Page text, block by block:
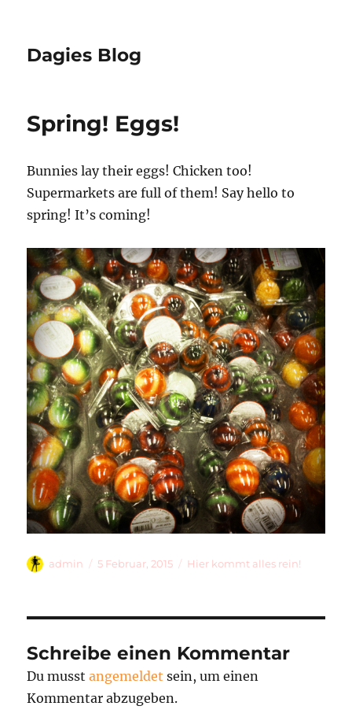
Dagies Blog
Spring! Eggs!
Bunnies lay their eggs! Chicken too!
Supermarkets are full of them! Say hello to
spring! It’s coming!
Autor
admin
Veröffentlicht
5 Februar, 2015 Kategorien
Hier kommt alles rein!
Schreibe einen Kommentar
Du musstangemeldet sein, um einen
Kommentar abzugeben.